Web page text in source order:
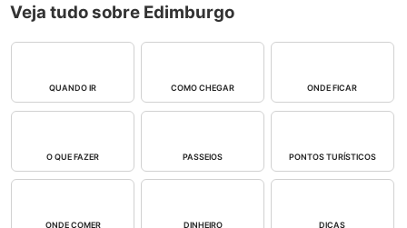
Veja tudo sobre Edimburgo
QUANDO IR COMO CHEGAR ONDE FICAR
O QUE FAZER PASSEIOS PONTOS TURÍSTICOS
ONDE COMER DINHEIRO DICAS